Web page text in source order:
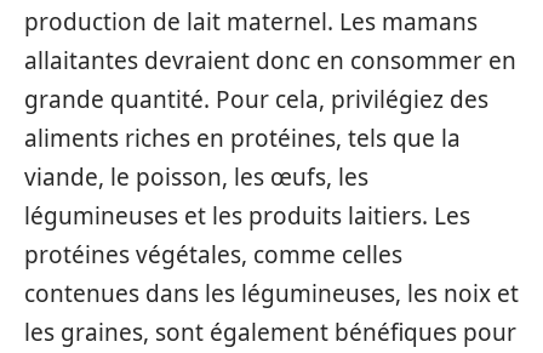
production de lait maternel. Les mamans
allaitantes devraient donc en consommer en
grande quantité. Pour cela, privilégiez des
aliments riches en protéines, tels que la
viande, le poisson, les œufs, les
légumineuses et les produits laitiers. Les
protéines végétales, comme celles
contenues dans les légumineuses, les noix et
les graines, sont également bénéfiques pour